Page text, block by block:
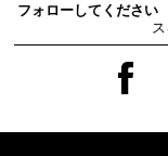
フォローしてください